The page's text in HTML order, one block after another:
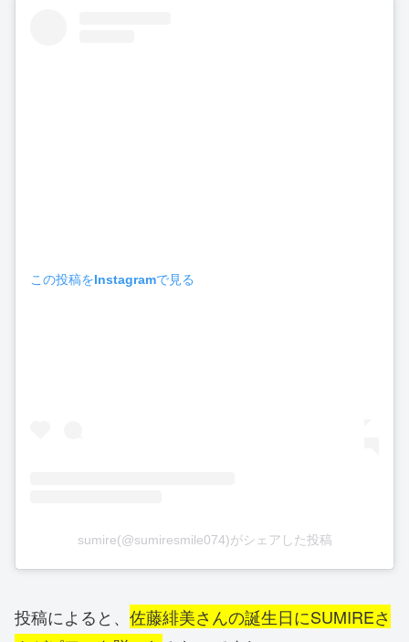
この投稿をInstagramで見る
sumire(@sumiresmile074)がシェアした投稿
投稿によると、 佐藤緋美さんの誕生日にSUMIREさ